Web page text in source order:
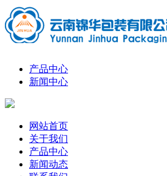
产品中心
新闻中心
网站首页
关于我们
产品中心
新闻动态